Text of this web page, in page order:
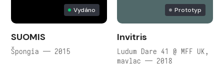
Vydáno
SUOMIS
Špongia — 2015
Prototyp
Invitris
Ludum Dare 41 @ MFF UK,
mavlac — 2018